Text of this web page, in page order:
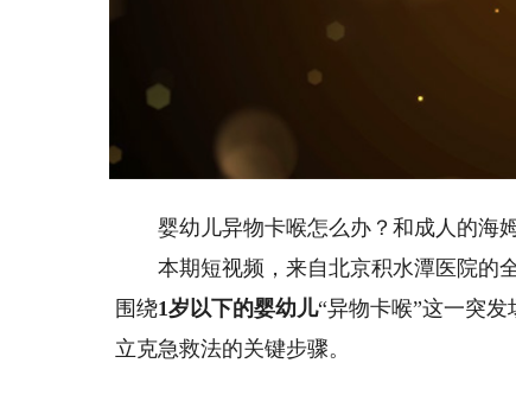
婴幼儿异物卡喉怎么办？和成人的海姆
本期短视频，来自北京积水潭医院的全
围绕1岁以下的婴幼儿“异物卡喉”这一突
立克急救法的关键步骤。